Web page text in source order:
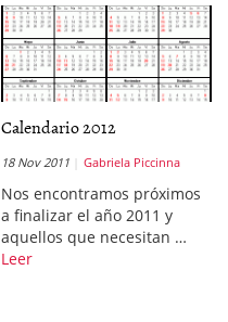
Calendario 2012
18 Nov 2011 Gabriela Piccinna
Nos encontramos próximos
a finalizar el año 2011 y
aquellos que necesitan …
Leer